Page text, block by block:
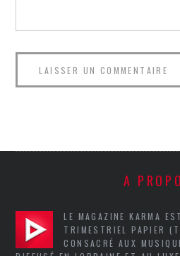
A
LE MAGAZINE KARMA
TRIMESTRIEL PAPIER
CONSACRÉ AUX